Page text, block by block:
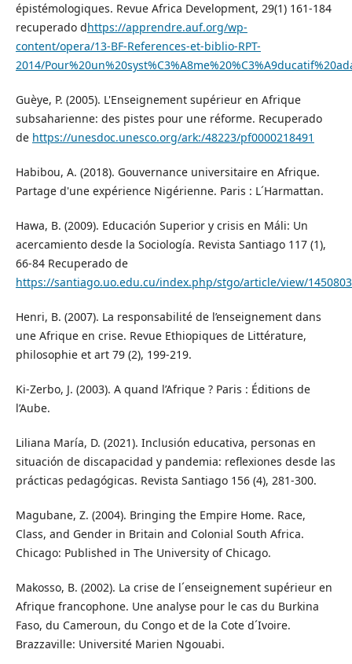
épistémologiques. Revue Africa Development, 29(1) 161-184
recuperado dhttps://apprendre.auf.org/wp-
content/opera/13-BF-References-et-biblio-RPT-
2014/
Guèye, P. (2005). L'Enseignement supérieur en Afrique
subsaharienne: des pistes pour une réforme. Recuperado
de https://unesdoc.unesco.org/ark:/48223/pf0000218491
Habibou, A. (2018). Gouvernance universitaire en Afrique.
Partage d'une expérience Nigérienne. Paris : L´Harmattan.
Hawa, B. (2009). Educación Superior y crisis en Máli: Un
acercamiento desde la Sociología. Revista Santiago 117 (1),
66-84 Recuperado de
https://santiago.uo.edu.cu/index.php/stgo/article/view/
Henri, B. (2007). La responsabilité de l’enseignement dans
une Afrique en crise. Revue Ethiopiques de Littérature,
philosophie et art 79 (2), 199-219.
Ki-Zerbo, J. (2003). A quand l’Afrique ? Paris : Éditions de
l’Aube.
Liliana María, D. (2021). Inclusión educativa, personas en
situación de discapacidad y pandemia: reflexiones desde las
prácticas pedagógicas. Revista Santiago 156 (4), 281-300.
Magubane, Z. (2004). Bringing the Empire Home. Race,
Class, and Gender in Britain and Colonial South Africa.
Chicago: Published in The University of Chicago.
Makosso, B. (2002). La crise de l´enseignement supérieur en
Afrique francophone. Une analyse pour le cas du Burkina
Faso, du Cameroun, du Congo et de la Cote d´Ivoire.
Brazzaville: Université Marien Ngouabi.